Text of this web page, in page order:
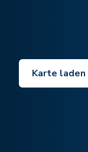
Karte laden